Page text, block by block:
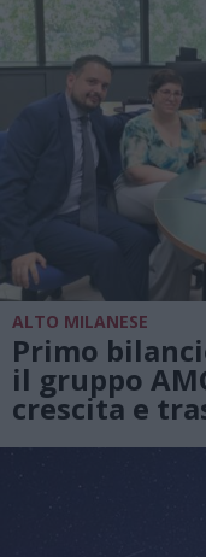
ALTO MILANESE
Primo
il gruppo
crescita e